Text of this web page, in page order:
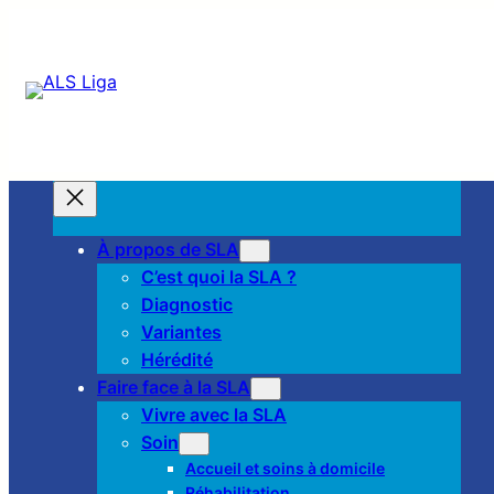
À propos de SLA
C’est quoi la SLA ?
Diagnostic
Variantes
Hérédité
Faire face à la SLA
Vivre avec la SLA
Soin
Accueil et soins à domicile